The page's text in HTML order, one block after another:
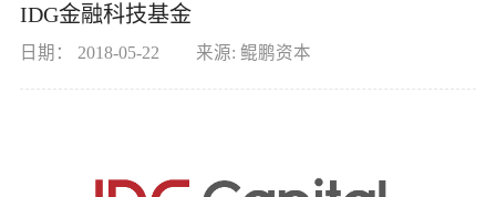
IDG金融科技基金
日期： 2018-05-22 来源: 鲲鹏资本